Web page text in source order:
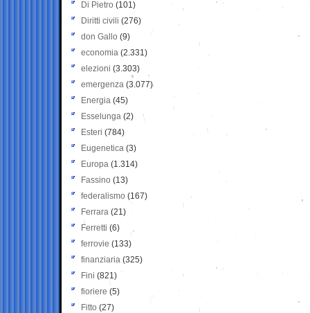
Di Pietro (101)
Diritti civili (276)
don Gallo (9)
economia (2.331)
elezioni (3.303)
emergenza (3.077)
Energia (45)
Esselunga (2)
Esteri (784)
Eugenetica (3)
Europa (1.314)
Fassino (13)
federalismo (167)
Ferrara (21)
Ferretti (6)
ferrovie (133)
finanziaria (325)
Fini (821)
fioriere (5)
Fitto (27)